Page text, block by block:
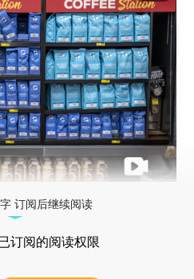
订阅后继续阅读
订阅的阅读权限